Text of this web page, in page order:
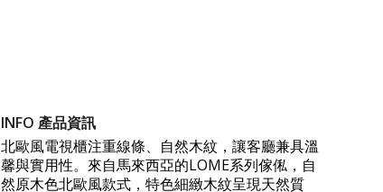
INFO 產品資訊
北歐風電視櫃注重線條、自然木紋，讓客廳兼具溫
馨與實用性。來自馬來西亞的LOME系列傢俬，自
然原木色北歐風款式，特色細緻木紋呈現天然質